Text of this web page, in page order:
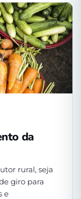
da
rural, seja
giro para
e